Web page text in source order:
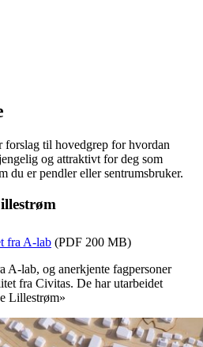
forslag til hovedgrep for hvordan
og attraktivt for deg som
du er pendler eller sentrumsbruker.
fra A-lab (PDF 200 MB)
A-lab, og anerkjente fagpersoner
fra Civitas. De har utarbeidet
Lillestrøm»